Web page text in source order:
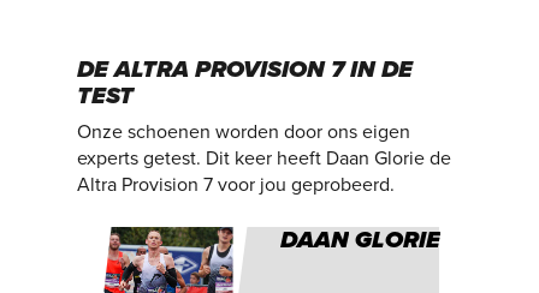
DE ALTRA PROVISION 7 IN DE
TEST
Onze schoenen worden door ons eigen
experts getest. Dit keer heeft Daan Glorie de
Altra Provision 7 voor jou geprobeerd.
DAAN GLORIE